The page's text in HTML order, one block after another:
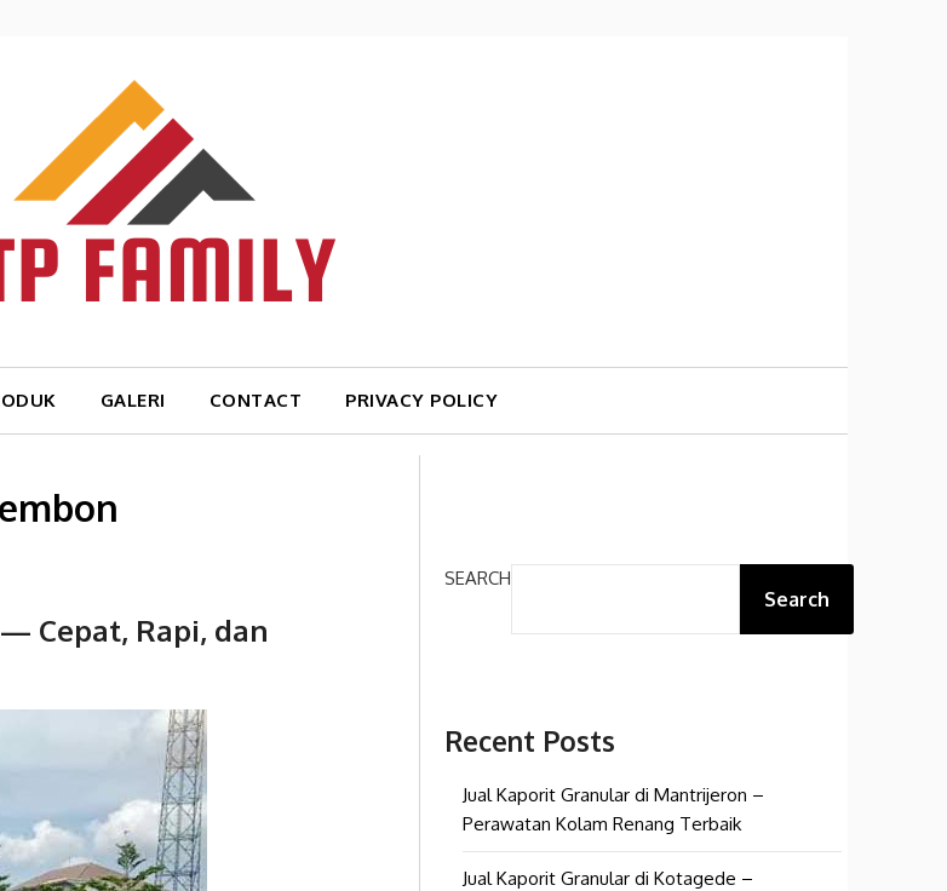
GALERI CONTACT PRIVACY POLICY
Cepat, Rapi, dan
SEARCH
Search
Recent Posts
Jual Kaporit Granular di Mantrijeron –
Perawatan Kolam Renang Terbaik
Jual Kaporit Granular di Kotagede –